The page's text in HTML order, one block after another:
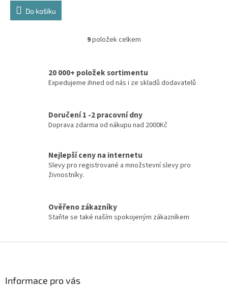
Do košíku
O
á
d
í
p
r
k
y
v
s
u
9položek celkem
20 000+ položek sortimentu
Expedujeme ihned od nás i ze skladů dodavatelů
Doručení 1 -2 pracovní dny
Doprava zdarma od nákupu nad 2000Kč
Nejlepší ceny na internetu
Slevy pro registrované a množstevní slevy pro
živnostníky.
Ověřeno zákazníky
Staňte se také naším spokojeným zákazníkem
Informace pro vás